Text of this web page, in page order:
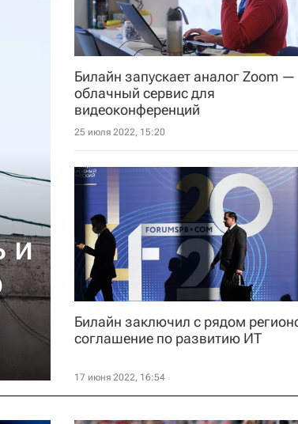
и
Билайн запускает аналог Zoom —
облачный сервис для
видеоконференций
25 июля 2022, 15:20
Билайн заключил с рядом
соглашение по развитию ИТ
17 июня 2022, 16:54